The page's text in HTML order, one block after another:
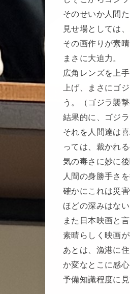
そのせいか人間
見せ場としては
その画作りが素
まさに大迫力。
広角レンズを上
上げ、まさにゴ
う。（ゴジラ襲
結果的に、ゴジ
それを人間達は
っては、裁かれ
気の毒さに妙に
人間の身勝手さ
確かにこれは災
ほどの深みはない
また日本映画と
素晴らしく映画
あとは、漁港に
か変なとこに感心
予備知識程度に